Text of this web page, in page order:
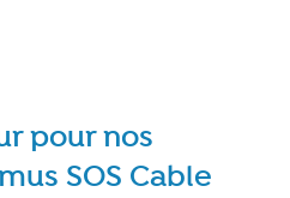
pour nos
SOS Cable